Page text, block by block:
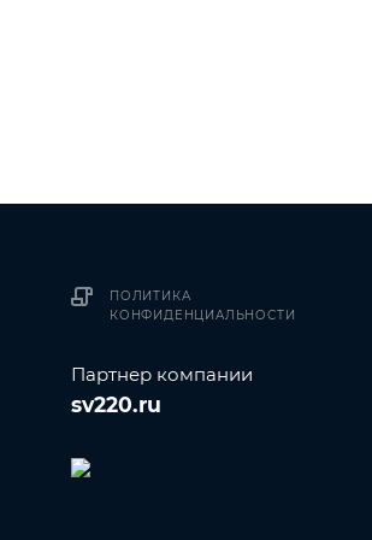
ПОЛИТИКА
КОНФИДЕНЦИАЛЬНОСТИ
Партнер компании
sv220.ru